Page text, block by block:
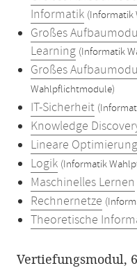
Informatik (Informatik
Großes
Learning (Informatik
Großes
Wahlpflichtmodule)
IT-Sicherheit
Knowledge
Lineare Optimierung
Logik (Informatik
Maschinelles Lernen
Rechnernetze
Theoretische
Vertiefungsmodul,